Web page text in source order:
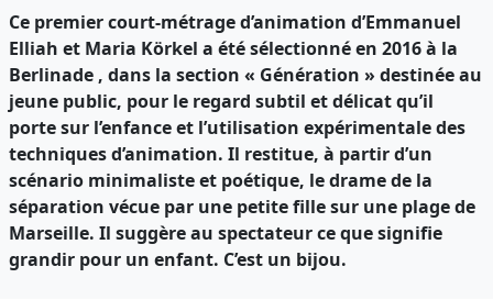
Ce premier court-métrage d’animation d’Emmanuel
Elliah et Maria Körkel a été sélectionné en 2016 à la
Berlinade , dans la section « Génération » destinée au
jeune public, pour le regard subtil et délicat qu’il
porte sur l’enfance et l’utilisation expérimentale des
techniques d’animation. Il restitue, à partir d’un
scénario minimaliste et poétique, le drame de la
séparation vécue par une petite fille sur une plage de
Marseille. Il suggère au spectateur ce que signifie
grandir pour un enfant. C’est un bijou.